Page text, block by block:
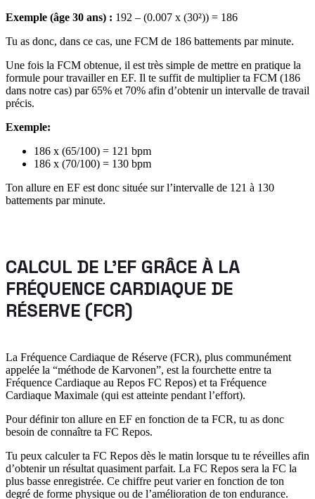
Exemple (âge 30 ans) : 192 – (0.007 x (30²)) = 186
Tu as donc, dans ce cas, une FCM de 186 battements par minute.
Une fois la FCM obtenue, il est très simple de mettre en pratique la
formule pour travailler en EF. Il te suffit de multiplier ta FCM (186
dans notre cas) par 65% et 70% afin d’obtenir un intervalle de travail
précis.
Exemple:
186 x (65/100) = 121 bpm
186 x (70/100) = 130 bpm
Ton allure en EF est donc située sur l’intervalle de 121 à 130
battements par minute.
CALCUL DE L'EF GRÂCE À LA
FRÉQUENCE CARDIAQUE DE
RÉSERVE (FCR)
La Fréquence Cardiaque de Réserve (FCR), plus communément
appelée la “méthode de Karvonen”, est la fourchette entre ta
Fréquence Cardiaque au Repos FC Repos) et ta Fréquence
Cardiaque Maximale (qui est atteinte pendant l’effort).
Pour définir ton allure en EF en fonction de ta FCR, tu as donc
besoin de connaître ta FC Repos.
Tu peux calculer ta FC Repos dès le matin lorsque tu te réveilles afin
d’obtenir un résultat quasiment parfait. La FC Repos sera la FC la
plus basse enregistrée. Ce chiffre peut varier en fonction de ton
degré de forme physique ou de l’amélioration de ton endurance.